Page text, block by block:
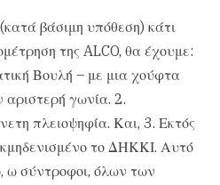
βάσιμη υπόθεση) κάτι
της ALCO, θα έχουμε:
Βουλή – με μια χούφτα
γωνία. 2.
πλειοψηφία. Και, 3. Εκτός
το ΔΗΚΚΙ. Αυτό
ω σύντροφοι, όλων των